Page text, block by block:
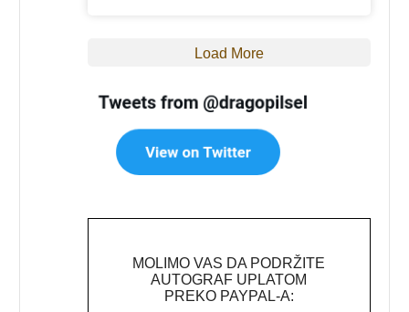
Load More
MOLIMO VAS DA PODRŽITE
AUTOGRAF UPLATOM
PREKO PAYPAL-A: